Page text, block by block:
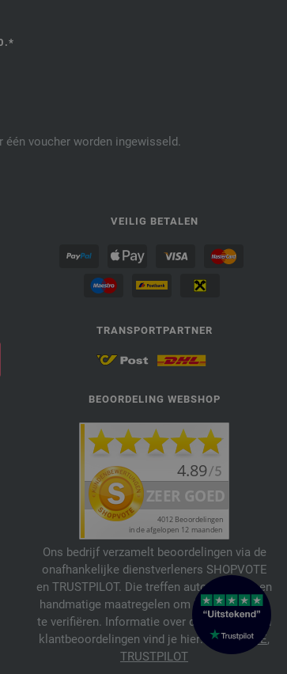
voucher worden ingewisseld.
VEILIG BETALEN
TRANSPORTPARTNER
BEOORDELING WEBSHOP
Ons bedrijf verzamelt beoordelingen via de
onafhankelijke dienstverleners SHOPVOTE
en TRUSTPILOT. Die treffen automatische en
handmatige maatregelen om beoordelingen
te verifiëren. Informatie over de echtheid van
klantbeoordelingen vind je hier: SHOPVOTE,
TRUSTPILOT